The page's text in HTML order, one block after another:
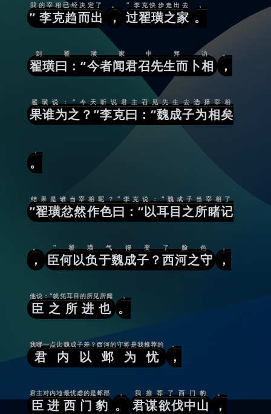
” 李克趋而出
我的宰相已经决定了
，
。
过翟璜之家
” 李克快步走出去
。
，
翟璜曰：“今者闻君召先生而卜相
到翟璜家中拜访
，
。
果谁为之？”李克曰：“魏成子为相矣
翟璜说：“今天听说君主召见先生去选择宰相
。
，
”翟璜忿然作色曰：“以耳目之所睹记
结果是谁当宰相呢？”李克说：“魏成子当宰相了
，
。
臣何以负于魏成子？西河之守
”翟璜气得变了脸色
，
，
臣之所进也
他说：“就凭耳目的所见所闻
。
，
君内以邺为忧
我哪一点比魏成子差？西河的守将是我推荐的
，
。
臣进西门豹
君主对内地最忧虑的是邺郡
。
，
君谋欲伐中山
我推荐了西门豹
，
。